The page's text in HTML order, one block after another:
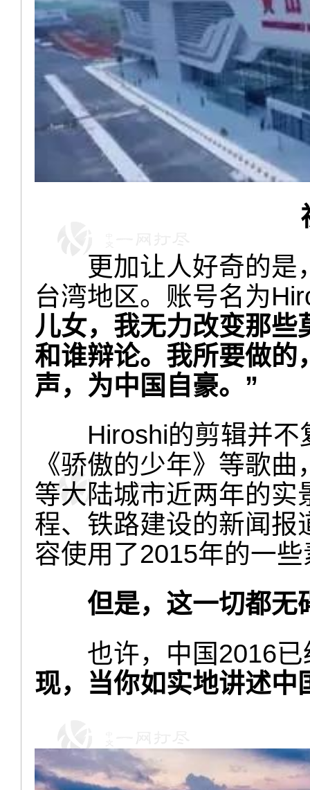
更加让人好奇的是
台湾地区。账号名为
儿女，我无力改变那
和谁辩论。我所要做的
声，为中国自豪。”
Hiroshi的剪辑并
《骄傲的少年》等歌
等大陆城市近两年的实
程、铁路建设的新闻报
容使用了2015年的一
但是，这一切都无
也许，中国2016
现， 当你如实地讲述中